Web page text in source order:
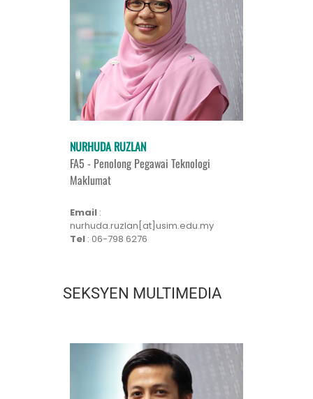
NURHUDA RUZLAN
FA5 - Penolong Pegawai Teknologi
Maklumat
Email :
nurhuda.ruzlan[at]usim.edu.my
Tel : 06-798 6276
SEKSYEN MULTIMEDIA